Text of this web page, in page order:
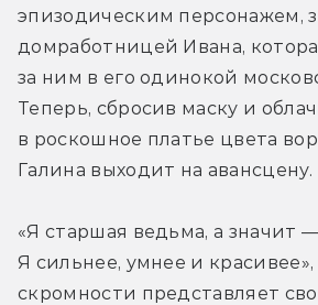
эпизодическим персонажем,
домработницей Ивана,
за ним в его одинокой
Теперь, сбросив маску и
в роскошное платье цвета
Галина выходит на авансцену.
«Я старшая ведьма, а значит
Я сильнее, умнее и
скромности представляет